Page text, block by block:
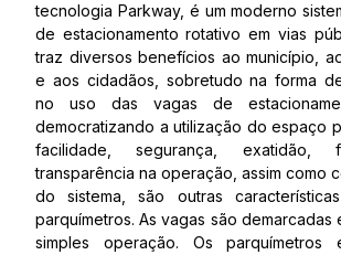
tecnologia Parkway, é um moderno
de estacionamento rotativo em vias
traz diversos benefícios ao município,
e aos cidadãos, sobretudo na forma
no uso das vagas de
democratizando a utilização do espaço
facilidade, segurança, exatidão,
transparência na operação, assim como
do sistema, são outras
parquímetros. As vagas são demarcadas
simples operação. Os parquímetros